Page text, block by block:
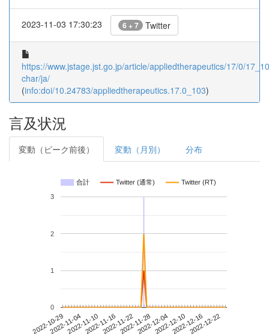
2023-11-03 17:30:23 6 + 7 Twitter
https://www.jstage.jst.go.jp/article/appliedtherapeutics/17/0/
char/ja/
(info:doi/10.24783/appliedtherapeutics.17.0_103)
言及状況
変動（ピーク前後） 変動（月別） 分布
合計 Twitter (通常) Twitter (RT)
2022-10-292022-11-042022-11-102022-11-162022-11-222022-11-282022-12-042022-12-102022-12-162022-12-22
0
1
2
3